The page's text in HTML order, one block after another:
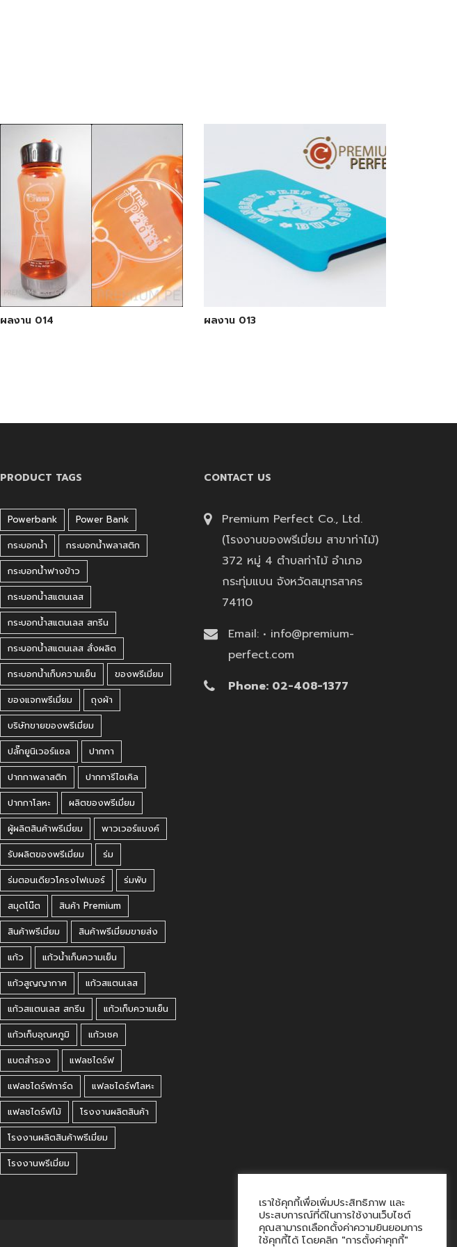
ผลงาน 014 ผลงาน 013
PRODUCT TAGS
Powerbank
Power Bank
กระบอกน้ำ
กระบอกน้ำพลาสติก
กระบอกน้ำฟางข้าว
กระบอกน้ำสแตนเลส
กระบอกน้ำสแตนเลส สกรีน
กระบอกน้ำสแตนเลส สั่งผลิต
กระบอกน้ำเก็บความเย็น
ของพรีเมี่ยม
ของแจกพรีเมี่ยม
ถุงผ้า
บริษัทขายของพรีเมี่ยม
ปลั๊กยูนิเวอร์แซล
ปากกา
ปากกาพลาสติก
ปากการีไซเคิล
ปากกาโลหะ
ผลิตของพรีเมี่ยม
ผู้ผลิตสินค้าพรีเมี่ยม
พาวเวอร์แบงค์
รับผลิตของพรีเมี่ยม
ร่ม
ร่มตอนเดียวโครงไฟเบอร์
ร่มพับ
สมุดโน๊ต
สินค้า Premium
สินค้าพรีเมี่ยม
สินค้าพรีเมี่ยมขายส่ง
แก้ว
แก้วน้ำเก็บความเย็น
แก้วสูญญากาศ
แก้วสแตนเลส
แก้วสแตนเลส สกรีน
แก้วเก็บความเย็น
แก้วเก็บอุณหภูมิ
แก้วเชค
แบตสำรอง
แฟลชไดร์ฟ
แฟลชไดร์ฟการ์ด
แฟลชไดร์ฟโลหะ
แฟลชไดร์ฟไม้
โรงงานผลิตสินค้า
โรงงานผลิตสินค้าพรีเมี่ยม
โรงงานพรีเมี่ยม
CONTACT US
Premium Perfect Co., Ltd.
(โรงงานของพรีเมี่ยม สาขาท่าไม้)
372 หมู่ 4 ตำบลท่าไม้ อำเภอ
กระทุ่มแบน จังหวัดสมุทรสาคร
74110
Email: • info@premium-
perfect.com
Phone: 02-408-1377
เราใช้คุกกี้เพื่อเพิ่มประสิทธิภาพ และ
ประสบการณ์ที่ดีในการใช้งานเว็บไซต์
คุณสามารถเลือกตั้งค่าความยินยอมการ
ใช้คุกกี้ได้ โดยคลิก "การตั้งค่าคุกกี้"